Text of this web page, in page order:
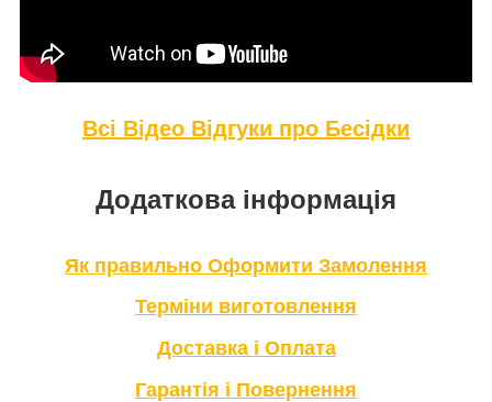
Всі Відео Відгуки про Бесідки
Додаткова інформація
Як правильно Оформити Замолення
Терміни виготовлення
Доставка і Оплата
Гарантія і Повернення